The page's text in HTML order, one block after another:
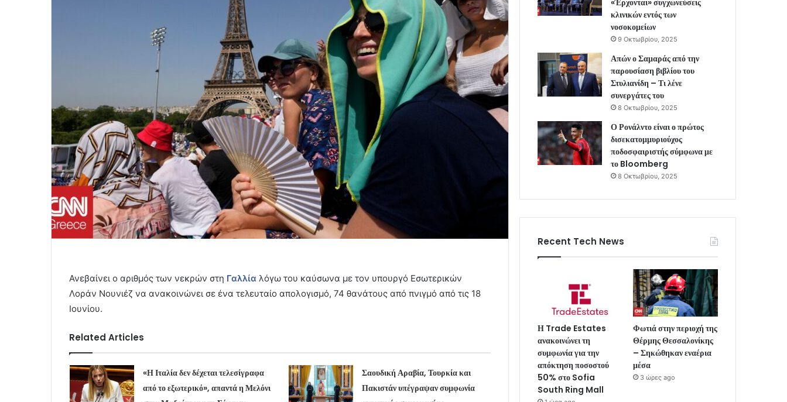
Ανεβαίνει ο αριθμός των νεκρών στη Γαλλία λόγω του καύσωνα με τον υπουργό Εσωτερικών
Λοράν Νουνιέζ να ανακοινώνει σε ένα τελευταίο απολογισμό, 74 θανάτους από πνιγμό από τις 18
Ιουνίου.
Related Articles
«Η Ιταλία δεν δέχεται τελεσίγραφα
από το εξωτερικό», απαντά η Μελόνι
Σαουδική Αραβία, Τουρκία και
Πακιστάν υπέγραψαν συμφωνία
κλινικών εντός των
νοσοκομείων
9 Οκτωβρίου, 2025
Απών ο Σαμαράς από την
παρουσίαση βιβλίου του
Στυλιανίδη – Τι λένε
συνεργάτες του
8 Οκτωβρίου, 2025
Ο Ρονάλντο είναι ο πρώτος
δισεκατομμυριούχος
ποδοσφαιριστής σύμφωνα με
το Bloomberg
8 Οκτωβρίου, 2025
Recent Tech News
Η Trade Estates
ανακοινώνει τη
συμφωνία για την
απόκτηση ποσοστού
50% στο Sofia
South Ring Mall
Φωτιά στην περιοχή της
Θέρμης Θεσσαλονίκης
– Σηκώθηκαν εναέρια
μέσα
3 ώρες ago